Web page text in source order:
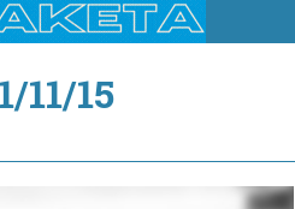
11/15